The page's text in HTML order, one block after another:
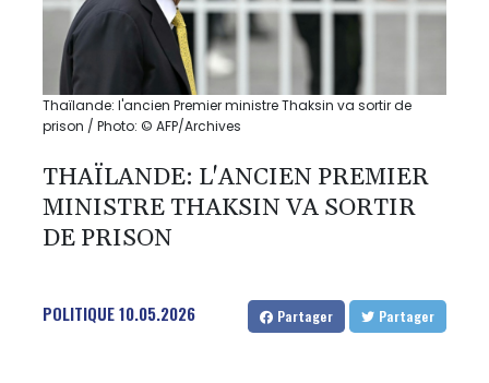
Thaïlande: l'ancien Premier ministre Thaksin va sortir de
prison / Photo: © AFP/Archives
THAÏLANDE: L'ANCIEN PREMIER
MINISTRE THAKSIN VA SORTIR
DE PRISON
POLITIQUE10.05.2026 Partager Partager